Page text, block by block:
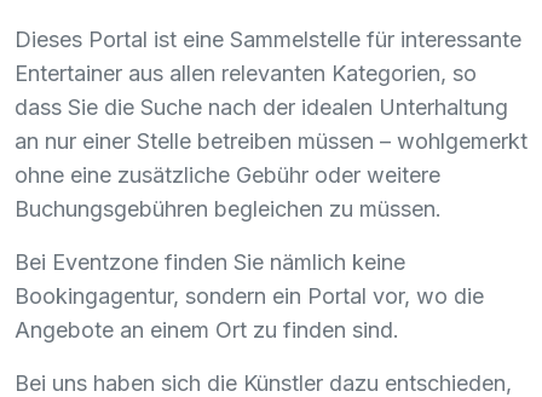
Dieses Portal ist eine Sammelstelle für interessante
Entertainer aus allen relevanten Kategorien, so
dass Sie die Suche nach der idealen Unterhaltung
an nur einer Stelle betreiben müssen – wohlgemerkt
ohne eine zusätzliche Gebühr oder weitere
Buchungsgebühren begleichen zu müssen.
Bei Eventzone finden Sie nämlich keine
Bookingagentur, sondern ein Portal vor, wo die
Angebote an einem Ort zu finden sind.
Bei uns haben sich die Künstler dazu entschieden,